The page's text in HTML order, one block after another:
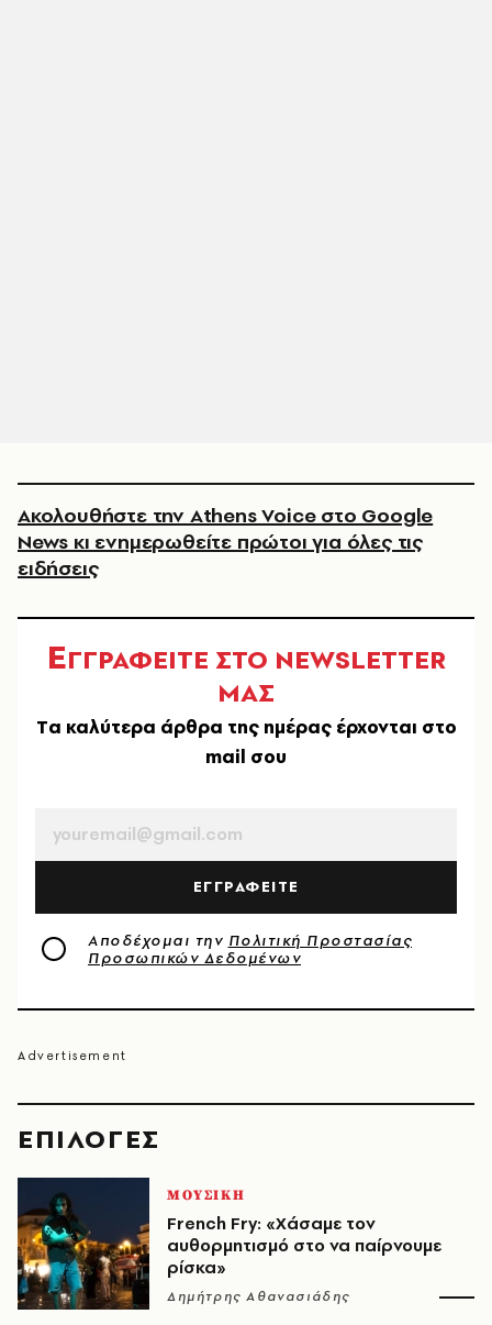
EΠΙΛΟΓΈΣ
ΜΟΥΣΙΚΗ
French Fry: «Χάσαμε τον
αυθορμητισμό στο να παίρνουμε
ρίσκα»
Δημήτρης Αθανασιάδης
Ακολουθήστε την Athens Voice στο Google
News κι ενημερωθείτε πρώτοι για όλες τις
ειδήσεις
ΕΓΓΡΑΦΕΙΤΕ ΣΤΟ NEWSLETTER
ΜΑΣ
Tα καλύτερα άρθρα της ημέρας έρχονται στο
mail σου
ΕΓΓΡΑΦΕΙΤΕ
Αποδέχομαι την Πολιτική Προστασίας
Προσωπικών Δεδομένων